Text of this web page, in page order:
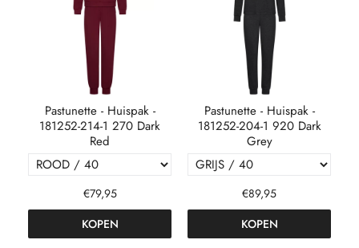
Pastunette - Huispak -
181252-214-1 270 Dark
Red
€79,95
KOPEN
Pastunette - Huispak -
181252-204-1 920 Dark
Grey
€89,95
KOPEN